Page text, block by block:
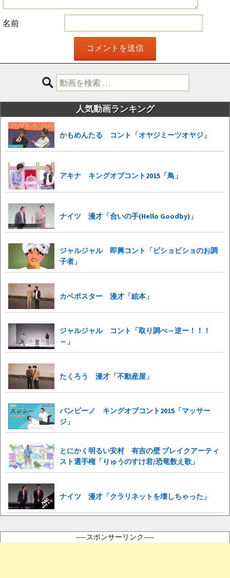
名前
検
索:
人気動画ランキング
かもめんたる コント「オヤジミーツオヤジ」
アキナ キングオブコント2015「鳥」
ナイツ 漫才「合いの手(Hello Goodby)」
ジャルジャル 即興コント「ビショビショのお調
子者」
カベポスター 漫才「絵本」
ジャルジャル コント「取り調べ～逆ー！！！
～」
たくろう 漫才「不動産屋」
バンビーノ キングオブコント2015「マッサー
ジ」
とにかく明るい安村 有吉の壁 ブレイクアーティ
スト選手権「りゅうのすけ君/恐竜数え歌」
ナイツ 漫才「クラリネットを壊しちゃった」
-----スポンサーリンク-----